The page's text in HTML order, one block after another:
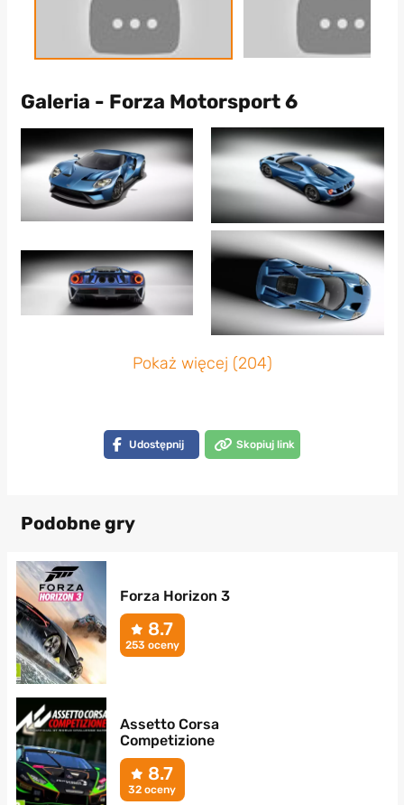
Galeria - Forza Motorsport 6
Pokaż więcej (204)
Udostępnij Skopiuj link
Podobne gry
Forza Horizon 3
8.7
253 oceny
Assetto Corsa
Competizione
8.7
32 oceny